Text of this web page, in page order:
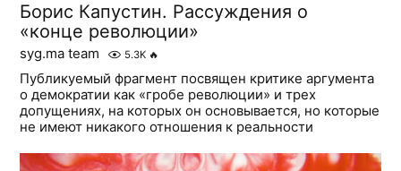
Борис Капустин. Рассуждения о
«конце революции»
syg.ma team 5.3K 🔥
Публикуемый фрагмент посвящен критике аргумента
о демократии как «гробе революции» и трех
допущениях, на которых он основывается, но которые
не имеют никакого отношения к реальности